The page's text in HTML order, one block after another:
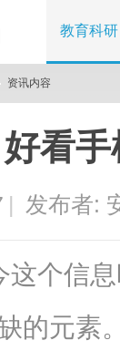
教育科研
资讯内容
好看
| 发布者:
这个信
的元素